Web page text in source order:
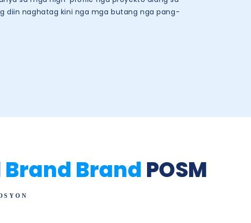
diin naghatag kini nga mga butang nga pang-
Brand Brand POSM